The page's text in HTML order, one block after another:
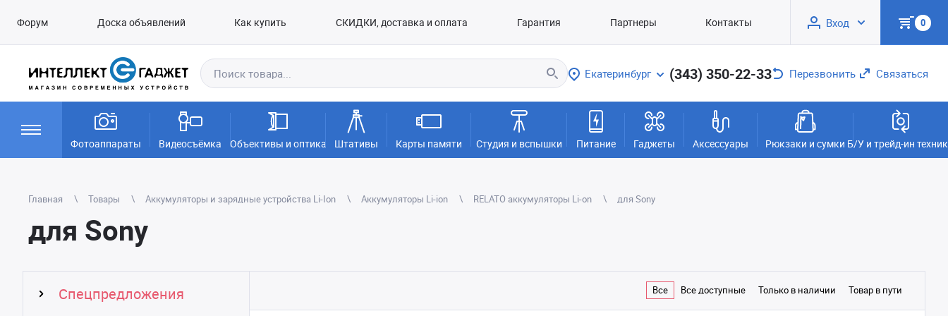
Форум Доска объявлений Как купить СКИДКИ, доставка и оплата Гарантия Партнеры Контакты Вход 0
Екатеринбург (343) 350-22-33 Перезвонить Связаться
Фотоаппараты Видеосъёмка Объективы и оптика Штативы Карты памяти Студия и вспышки Питание Гаджеты Аксессуары Рюкзаки и сумки Б/У и трейд-ин
Главная Товары Аккумуляторы и зарядные устройства Li-Ion Аккумуляторы Li-ion RELATO аккумуляторы Li-on для Sony
для Sony
Спецпредложения Все Все доступные Только в наличии Товар в пути